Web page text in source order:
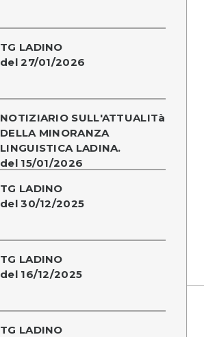
TG LADINO
del 27/01/2026
NOTIZIARIO SULL'ATTUALITà
DELLA MINORANZA
LINGUISTICA LADINA.
del 15/01/2026
TG LADINO
del 30/12/2025
TG LADINO
del 16/12/2025
TG LADINO